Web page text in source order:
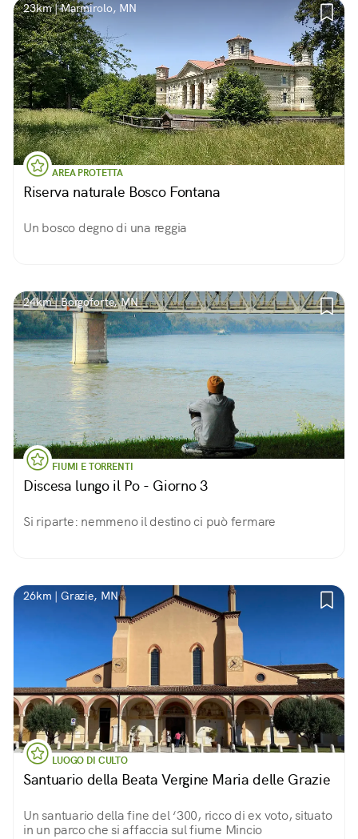
23km | Marmirolo, MN
AREA PROTETTA
Riserva naturale Bosco Fontana
Un bosco degno di una reggia
24km | Borgoforte, MN
FIUMI E TORRENTI
Discesa lungo il Po - Giorno 3
Si riparte: nemmeno il destino ci può fermare
26km | Grazie, MN
LUOGO DI CULTO
Santuario della Beata Vergine Maria delle Grazie
Un santuario della fine del ‘300, ricco di ex voto, situato
in un parco che si affaccia sul fiume Mincio